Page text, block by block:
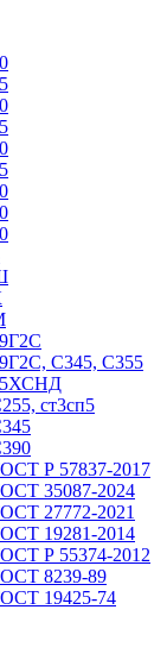
С345, С355
ст3сп5
Р 57837-2017
35087-2024
27772-2021
19281-2014
Р 55374-2012
8239-89
19425-74